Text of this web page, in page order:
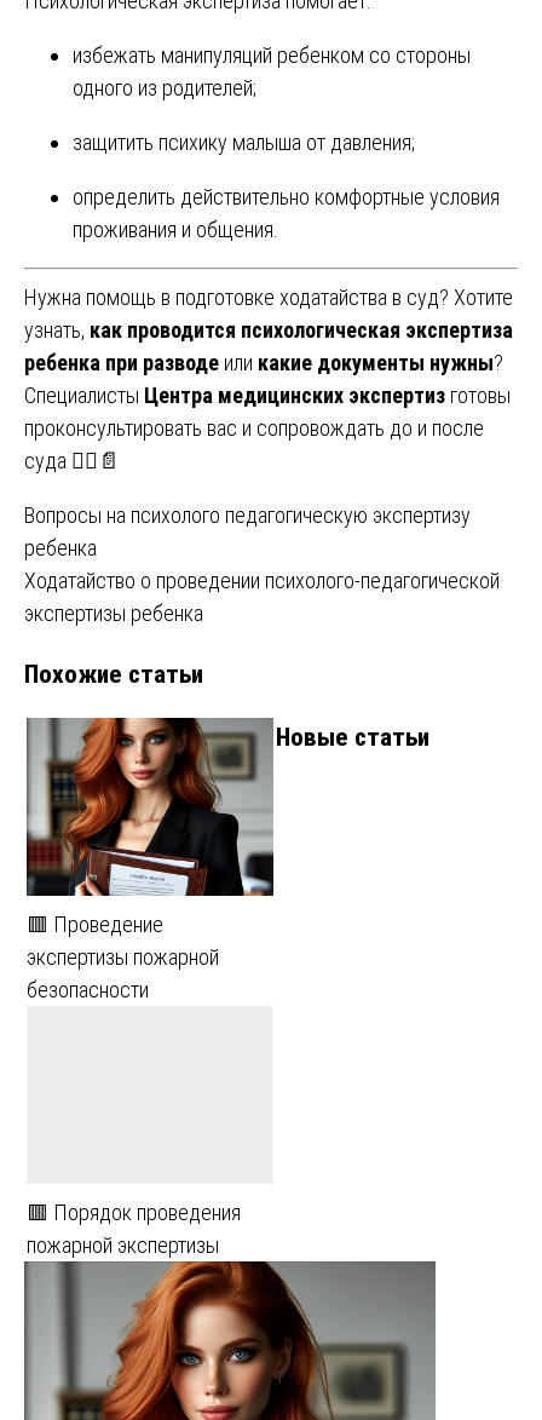
избежать манипуляций ребенком со стороны
одного из родителей;
защитить психику малыша от давления;
определить действительно комфортные условия
проживания и общения.
Нужна помощь в подготовке ходатайства в суд? Хотите
узнать, как проводится психологическая экспертиза
ребенка при разводе или какие документы нужны?
Специалисты Центра медицинских экспертиз готовы
проконсультировать вас и сопровождать до и после
суда 👩‍⚖️📄
Навигация
по
записям
Вопросы на психолого педагогическую экспертизу
ребенка
Ходатайство о проведении психолого-педагогической
экспертизы ребенка
Похожие статьи
🟥 Проведение
экспертизы пожарной
безопасности
🟥 Порядок проведения
пожарной экспертизы
Новые статьи